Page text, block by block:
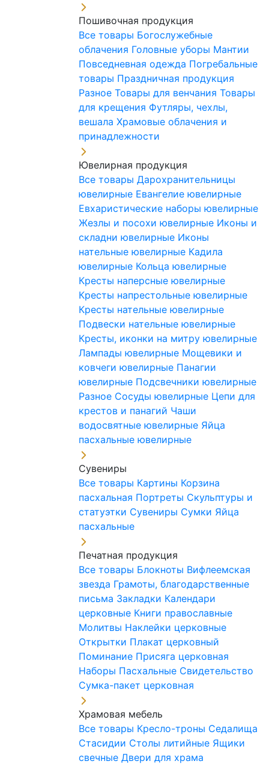
Пошивочная продукция
Все товары Богослужебные
облачения Головные уборы Мантии
Повседневная одежда Погребальные
товары Праздничная продукция
Разное Товары для венчания Товары
для крещения Футляры, чехлы,
вешала Храмовые облачения и
принадлежности
Ювелирная продукция
Все товары Дарохранительницы
ювелирные Евангелие ювелирные
Евхаристические наборы ювелирные
Жезлы и посохи ювелирные Иконы и
складни ювелирные Иконы
нательные ювелирные Кадила
ювелирные Кольца ювелирные
Кресты наперсные ювелирные
Кресты напрестольные ювелирные
Кресты нательные ювелирные
Подвески нательные ювелирные
Кресты, иконки на митру ювелирные
Лампады ювелирные Мощевики и
ковчеги ювелирные Панагии
ювелирные Подсвечники ювелирные
Разное Сосуды ювелирные Цепи для
крестов и панагий Чаши
водосвятные ювелирные Яйца
пасхальные ювелирные
Сувениры
Все товары Картины Корзина
пасхальная Портреты Скульптуры и
статуэтки Сувениры Сумки Яйца
пасхальные
Печатная продукция
Все товары Блокноты Вифлеемская
звезда Грамоты, благодарственные
письма Закладки Календари
церковные Книги православные
Молитвы Наклейки церковные
Открытки Плакат церковный
Поминание Присяга церковная
Наборы Пасхальные Свидетельство
Сумка-пакет церковная
Храмовая мебель
Все товары Кресло-троны Седалища
Стасидии Столы литийные Ящики
свечные Двери для храма